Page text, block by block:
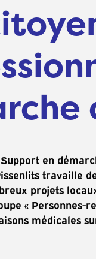
en
travaille
projets
« Personnes-
médicales